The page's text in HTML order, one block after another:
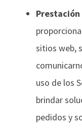
sitios web,
uso de los
brindar
pedidos y